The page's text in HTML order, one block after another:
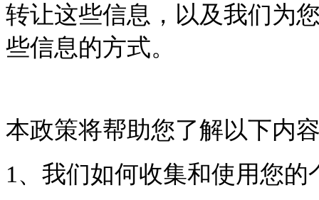
转让这些信息，以及我们为
些信息的方式。
本政策将帮助您了解以下内
1、我们如何收集和使用您的